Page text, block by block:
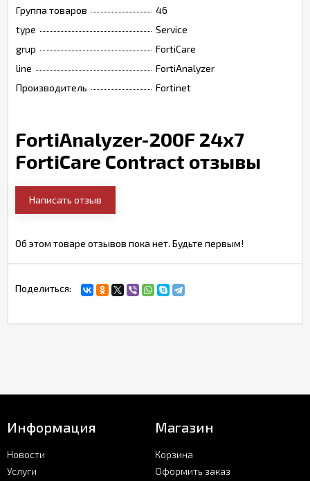
Группа товаров
46
type
Service
grup
FortiCare
line
FortiAnalyzer
Производитель
Fortinet
FortiAnalyzer-200F 24x7
FortiCare Contract отзывы
Написать отзыв
Об этом товаре отзывов пока нет. Будьте первым!
Поделиться:
Информация
Новости
Услуги
Магазин
Корзина
Оформить заказ